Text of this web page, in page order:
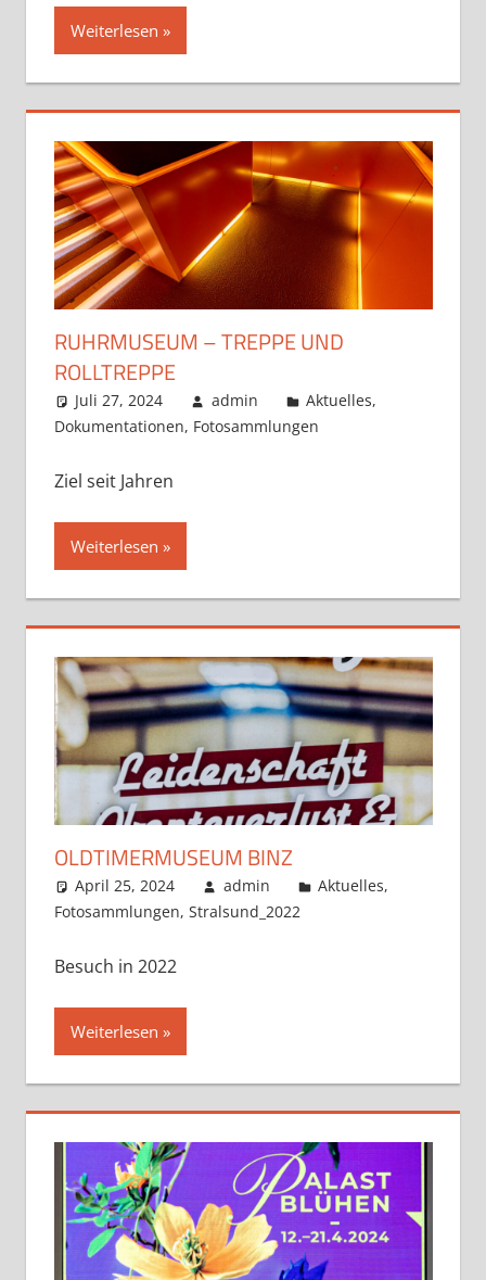
Weiterlesen
RUHRMUSEUM – TREPPE UND
ROLLTREPPE
Juli 27, 2024 admin Aktuelles,
Dokumentationen, Fotosammlungen
Ziel seit Jahren
Weiterlesen
OLDTIMERMUSEUM BINZ
April 25, 2024 admin Aktuelles,
Fotosammlungen, Stralsund_2022
Besuch in 2022
Weiterlesen